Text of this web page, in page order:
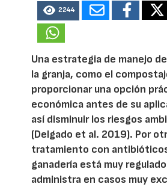
2244
Una estrategia de manejo
la granja, como el
proporcionar una opción
económica antes de su
así disminuir los riesgos
(Delgado et al. 2019). Por
tratamiento con
ganadería está muy
administra en casos muy